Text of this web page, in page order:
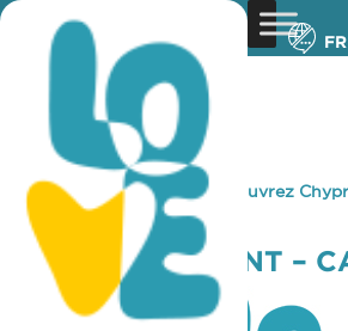
FR
You are here: Home »Découvrez
IKEA RESTAURANT – CAFE
IKEA RESTAURANT –